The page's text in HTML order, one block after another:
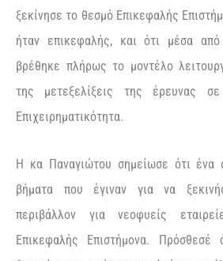
ξεκίνησε το θεσμό Επικεφαλής
ήταν επικεφαλής, και ότι μέσα
βρέθηκε πλήρως το μοντέλο
της μετεξελίξεις της έρευνας
Επιχειρηματικότητα.
Η κα Παναγιώτου σημείωσε ότι ένα
βήματα που έγιναν για να
περιβάλλον για νεοφυείς
Επικεφαλής Επιστήμονα. Πρόσθεσέ